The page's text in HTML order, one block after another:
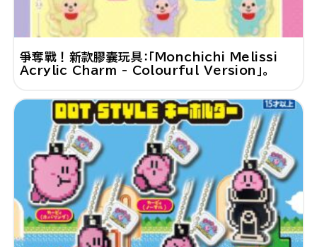
爭奪戰！新款膠囊玩具：「Monchichi Melissi
Acrylic Charm - Colourful Version」。